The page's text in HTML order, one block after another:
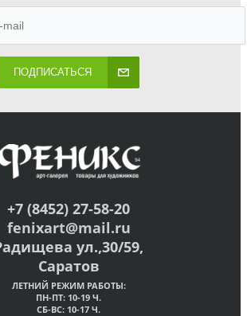
ПОДПИСАТЬСЯ
+7 (8452) 27-58-20
fenixart@mail.ru
ул.,30/59,
Саратов
ЛЕТНИЙ РЕЖИМ РАБОТЫ:
ПН-ПТ: 10-19 Ч.
СБ-ВС: 10-17 Ч.